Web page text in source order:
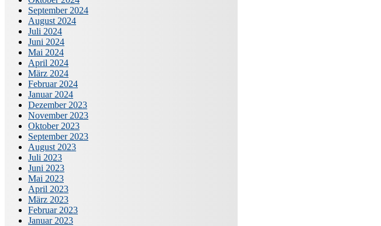
September 2024
August 2024
Juli 2024
Juni 2024
Mai 2024
April 2024
März 2024
Februar 2024
Januar 2024
Dezember 2023
November 2023
Oktober 2023
September 2023
August 2023
Juli 2023
Juni 2023
Mai 2023
April 2023
März 2023
Februar 2023
Januar 2023